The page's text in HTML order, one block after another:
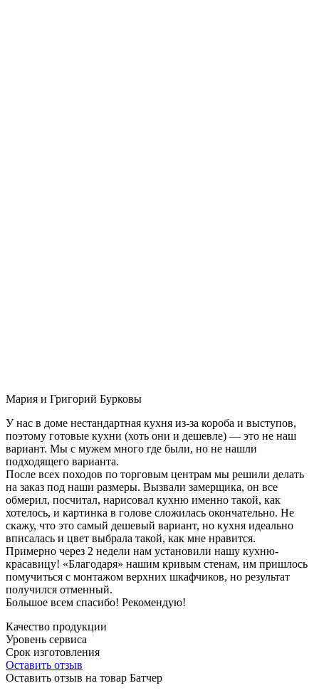
Мария и Григорий Бурковы
У нас в доме нестандартная кухня из-за короба и выступов,
поэтому готовые кухни (хоть они и дешевле) — это не наш
вариант. Мы с мужем много где были, но не нашли
подходящего варианта.
После всех походов по торговым центрам мы решили делать
на заказ под наши размеры. Вызвали замерщика, он все
обмерил, посчитал, нарисовал кухню именно такой, как
хотелось, и картинка в голове сложилась окончательно. Не
скажу, что это самый дешевый вариант, но кухня идеально
вписалась и цвет выбрала такой, как мне нравится.
Примерно через 2 недели нам установили нашу кухню-
красавицу! «Благодаря» нашим кривым стенам, им пришлось
помучиться с монтажом верхних шкафчиков, но результат
получился отменный.
Большое всем спасибо! Рекомендую!
Качество продукции
Уровень сервиса
Срок изготовления
Оставить отзыв
Оставить отзыв на товар Батчер